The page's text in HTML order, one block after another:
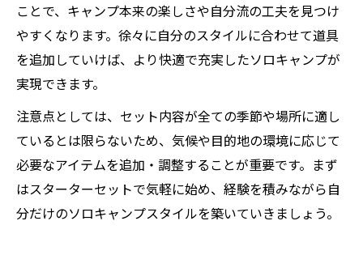
ことで、キャンプ本来の楽しさや自分流の工夫を見つけ
やすくなります。徐々に自分のスタイルに合わせて道具
を追加していけば、より快適で充実したソロキャンプが
実現できます。
注意点としては、セット内容が全ての季節や場所に適し
ているとは限らないため、気候や目的地の環境に応じて
必要なアイテムを追加・調整することが重要です。まず
はスターターセットで気軽に始め、経験を積みながら自
分だけのソロキャンプスタイルを築いていきましょう。